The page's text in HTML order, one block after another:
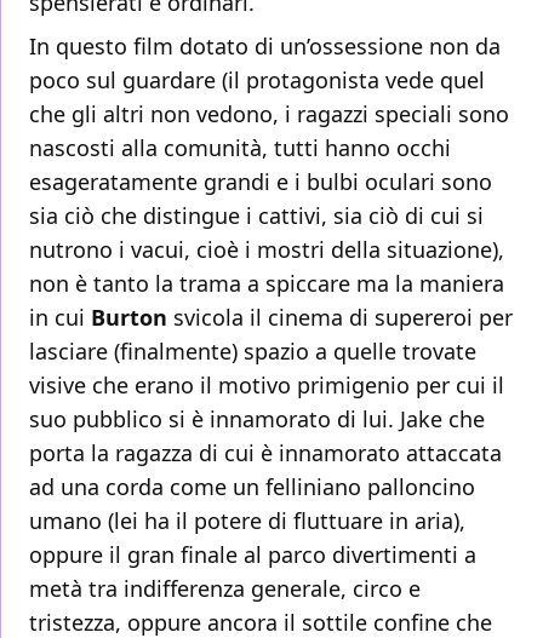
In questo film dotato di un’ossessione non da
poco sul guardare (il protagonista vede quel
che gli altri non vedono, i ragazzi speciali sono
nascosti alla comunità, tutti hanno occhi
esageratamente grandi e i bulbi oculari sono
sia ciò che distingue i cattivi, sia ciò di cui si
nutrono i vacui, cioè i mostri della situazione),
non è tanto la trama a spiccare ma la maniera
in cui Burton svicola il cinema di supereroi per
lasciare (finalmente) spazio a quelle trovate
visive che erano il motivo primigenio per cui il
suo pubblico si è innamorato di lui. Jake che
porta la ragazza di cui è innamorato attaccata
ad una corda come un felliniano palloncino
umano (lei ha il potere di fluttuare in aria),
oppure il gran finale al parco divertimenti a
metà tra indifferenza generale, circo e
tristezza, oppure ancora il sottile confine che